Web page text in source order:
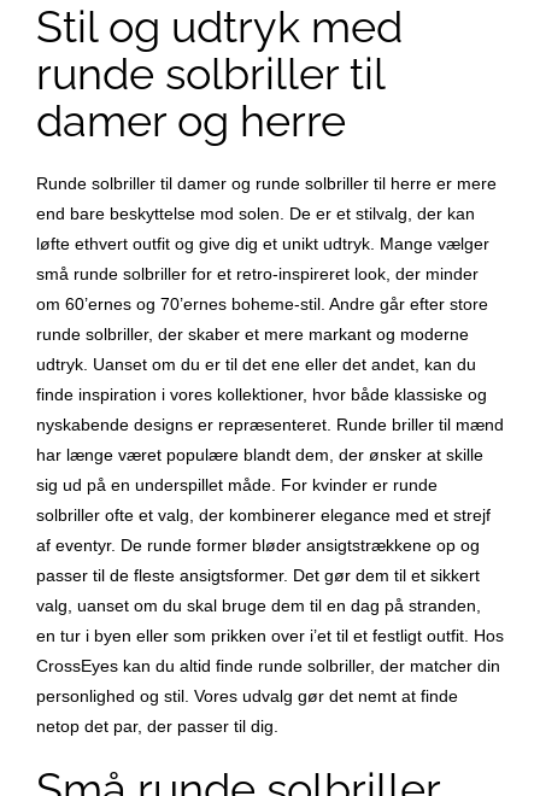
Stil og udtryk med
runde solbriller til
damer og herre
Runde solbriller til damer og runde solbriller til herre er mere
end bare beskyttelse mod solen. De er et stilvalg, der kan
løfte ethvert outfit og give dig et unikt udtryk. Mange vælger
små runde solbriller for et retro-inspireret look, der minder
om 60’ernes og 70’ernes boheme-stil. Andre går efter store
runde solbriller, der skaber et mere markant og moderne
udtryk. Uanset om du er til det ene eller det andet, kan du
finde inspiration i vores kollektioner, hvor både klassiske og
nyskabende designs er repræsenteret. Runde briller til mænd
har længe været populære blandt dem, der ønsker at skille
sig ud på en underspillet måde. For kvinder er runde
solbriller ofte et valg, der kombinerer elegance med et strejf
af eventyr. De runde former bløder ansigtstrækkene op og
passer til de fleste ansigtsformer. Det gør dem til et sikkert
valg, uanset om du skal bruge dem til en dag på stranden,
en tur i byen eller som prikken over i’et til et festligt outfit. Hos
CrossEyes kan du altid finde runde solbriller, der matcher din
personlighed og stil. Vores udvalg gør det nemt at finde
netop det par, der passer til dig.